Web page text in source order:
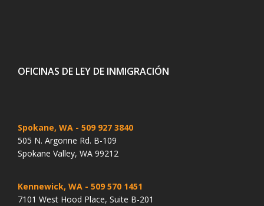
OFICINAS DE LEY DE INMIGRACIÓN
Spokane, WA - 509 927 3840
505 N. Argonne Rd. B-109
Spokane Valley, WA 99212
Kennewick, WA - 509 570 1451
7101 West Hood Place, Suite B-201